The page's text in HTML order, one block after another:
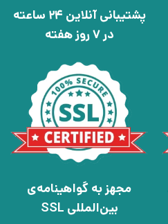
پشتیبانی آنلاین 24 ساعته
در 7 روز هفته
مجهز به گواهینامه‌ی
بین‌المللی SSL